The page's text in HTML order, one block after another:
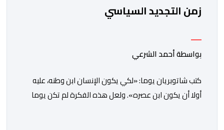
زمن التجديد السياسي
بواسطة أحمد الشرعي
كتب شاتوبريان يوما: «لكي يكون الإنسان ابن وطنه، عليه
أولا أن يكون ابن عصره». ولعل هذه الفكرة لم تكن يوما